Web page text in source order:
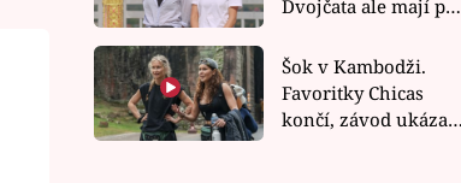
Dvojčata ale mají po
závodu nůž na krku
Šok v Kambodži.
Favoritky Chicas
končí, závod ukázal